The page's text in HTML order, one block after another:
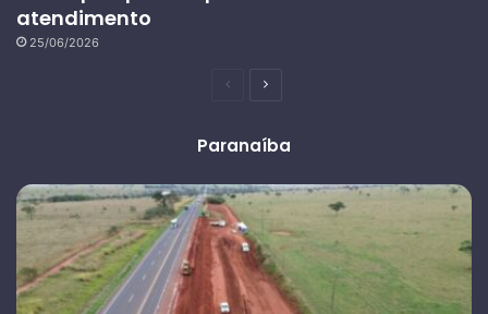
atendimento
25/06/2026
PáginaPróxima
Paranaíba